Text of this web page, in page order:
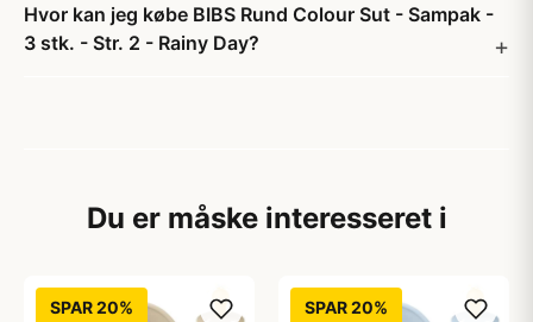
Hvor kan jeg købe BIBS Rund Colour Sut - Sampak -
3 stk. - Str. 2 - Rainy Day?
Du er måske interesseret i
SPAR 20% SPAR 20%